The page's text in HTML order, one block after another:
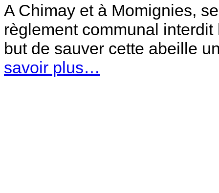
A Chimay et à Momignies,
règlement communal
but de sauver cette abeille
savoir plus…